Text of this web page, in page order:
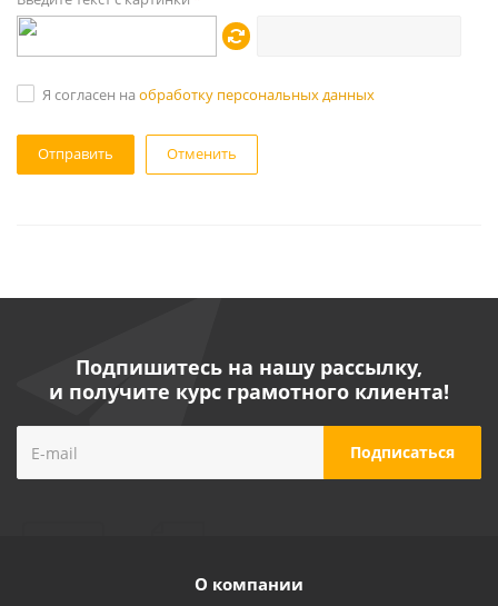
Я согласен на обработку персональных данных
Отменить
Подпишитесь на нашу рассылку,
и получите курс грамотного клиента!
О компании